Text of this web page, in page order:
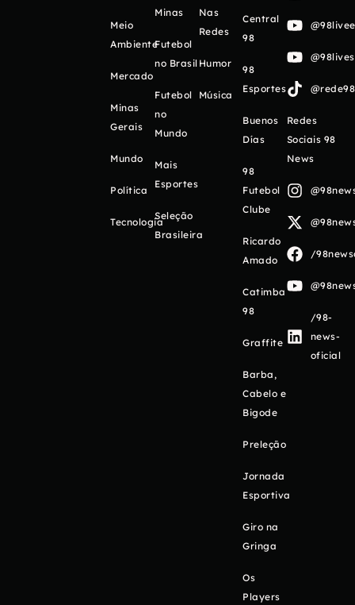
Meio
Ambiente
Mercado
Minas
Gerais
Mundo
Política
Tecnologia
Minas
Futebol
no Brasil
Futebol
no
Mundo
Mais
Esportes
Seleção
Brasileira
Nas
Redes
Humor
Música
Central
98
98
Esportes
Buenos
Días
98
Futebol
Clube
Ricardo
Amado
Catimba
98
Graffite
Barba,
Cabelo e
Bigode
Preleção
Jornada
Esportiva
Giro na
Gringa
Os
Players
Redes
Sociais 98
News
/
/98-
news-
oficial